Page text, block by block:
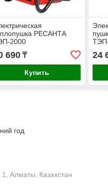
РЕСАНТА
2000
690₸
Купить
24
год
Алматы, Казахстан